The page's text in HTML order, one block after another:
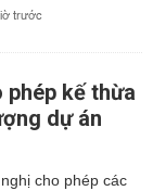
trước
phép kế thừa
dự án
cho phép các